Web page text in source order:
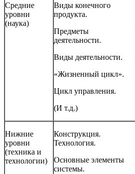
Средние
уровни
(наука)
Виды конечного
продукта.
Предметы
деятельности.
Виды деятельности.
«Жизненный цикл».
Цикл управления.
(И т.д.)
Нижние
уровни
(техника и
технологии)
Конструкция.
Технология.
Основные элементы
системы.